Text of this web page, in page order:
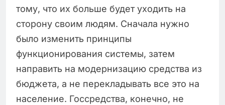
тому, что их больше будет уходить на
сторону своим людям. Сначала нужно
было изменить принципы
функционирования системы, затем
направить на модернизацию средства из
бюджета, а не перекладывать все это на
население. Госсредства, конечно, не